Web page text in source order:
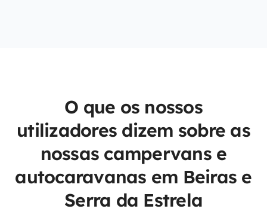
O que os nossos
utilizadores dizem sobre as
nossas campervans e
autocaravanas em Beiras e
Serra da Estrela